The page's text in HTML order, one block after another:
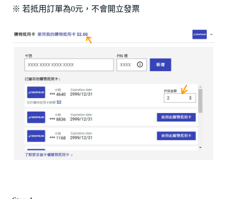
※ 若抵用訂單為0元，不會開立發票